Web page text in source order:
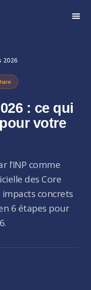
2026
: ce qui
votre
l’INP comme
des Core
impacts concrets
6 étapes pour